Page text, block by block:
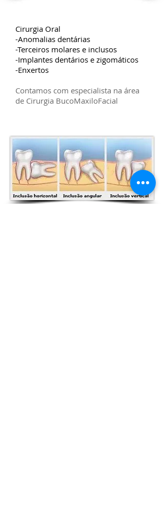
Cirurgia Oral
-Anomalias dentárias
-Terceiros molares e inclusos
-Implantes dentários e zigomáticos
-Enxertos
Contamos com especialista na área
de Cirurgia BucoMaxiloFacial